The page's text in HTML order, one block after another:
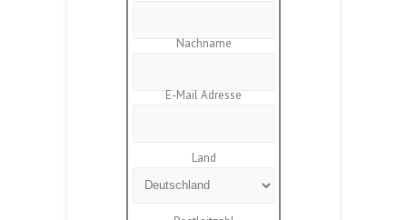
Nachname
E-Mail Adresse
Land